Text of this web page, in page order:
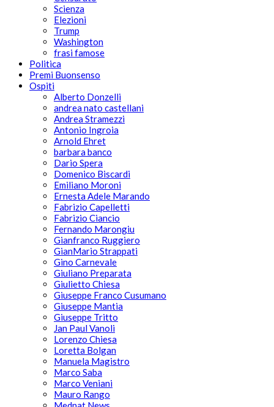
Scienza
Elezioni
Trump
Washington
frasi famose
Politica
Premi Buonsenso
Ospiti
Alberto Donzelli
andrea nato castellani
Andrea Stramezzi
Antonio Ingroia
Arnold Ehret
barbara banco
Dario Spera
Domenico Biscardi
Emiliano Moroni
Ernesta Adele Marando
Fabrizio Capelletti
Fabrizio Ciancio
Fernando Marongiu
Gianfranco Ruggiero
GianMario Strappati
Gino Carnevale
Giuliano Preparata
Giulietto Chiesa
Giuseppe Franco Cusumano
Giuseppe Mantia
Giuseppe Tritto
Jan Paul Vanoli
Lorenzo Chiesa
Loretta Bolgan
Manuela Magistro
Marco Saba
Marco Veniani
Mauro Rango